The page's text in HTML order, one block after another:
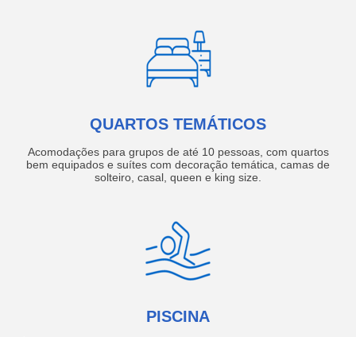
QUARTOS TEMÁTICOS
Acomodações para grupos de até 10 pessoas, com quartos
bem equipados e suítes com decoração temática, camas de
solteiro, casal, queen e king size.
PISCINA